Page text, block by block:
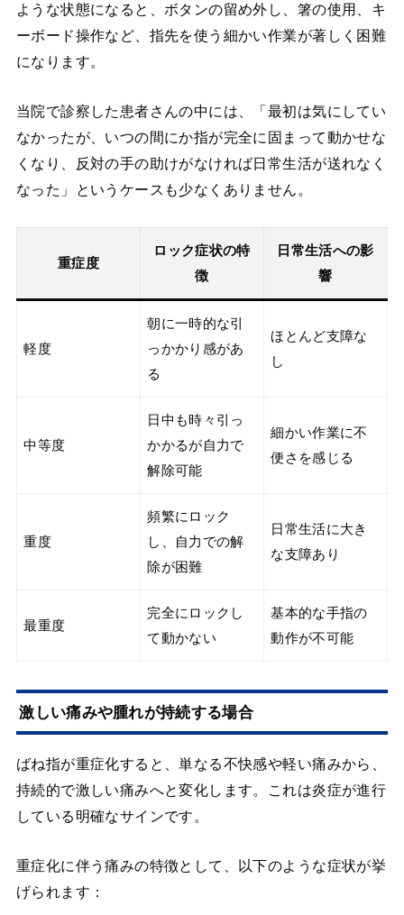
ような状態になると、ボタンの留め外し、箸の使用、キ
ーボード操作など、指先を使う細かい作業が著しく困難
になります。
当院で診察した患者さんの中には、「最初は気にしてい
なかったが、いつの間にか指が完全に固まって動かせな
くなり、反対の手の助けがなければ日常生活が送れなく
なった」というケースも少なくありません。
重症度
ロック症状の特
徴
日常生活への影
響
軽度
朝に一時的な引
っかかり感があ
る
ほとんど支障な
し
中等度
日中も時々引っ
かかるが自力で
解除可能
細かい作業に不
便さを感じる
重度
頻繁にロック
し、自力での解
除が困難
日常生活に大き
な支障あり
最重度
完全にロックし
て動かない
基本的な手指の
動作が不可能
激しい痛みや腫れが持続する場合
ばね指が重症化すると、単なる不快感や軽い痛みから、
持続的で激しい痛みへと変化します。これは炎症が進行
している明確なサインです。
重症化に伴う痛みの特徴として、以下のような症状が挙
げられます：